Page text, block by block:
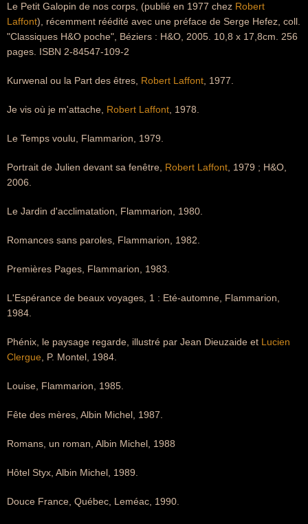
Le Petit Galopin de nos corps, (publié en 1977 chez Robert
Laffont), récemment réédité avec une préface de Serge Hefez, coll.
"Classiques H&O poche", Béziers : H&O, 2005. 10,8 x 17,8cm. 256
pages. ISBN 2-84547-109-2
Kurwenal ou la Part des êtres, Robert Laffont , 1977.
Je vis où je m'attache, Robert Laffont , 1978.
Le Temps voulu, Flammarion, 1979.
Portrait de Julien devant sa fenêtre, Robert Laffont , 1979 ; H&O,
2006.
Le Jardin d'acclimatation, Flammarion, 1980.
Romances sans paroles, Flammarion, 1982.
Premières Pages, Flammarion, 1983.
L'Espérance de beaux voyages, 1 : Eté-automne, Flammarion,
1984.
Phénix, le paysage regarde, illustré par Jean Dieuzaide et Lucien
Clergue , P. Montel, 1984.
Louise, Flammarion, 1985.
Fête des mères, Albin Michel, 1987.
Romans, un roman, Albin Michel, 1988
Hôtel Styx, Albin Michel, 1989.
Douce France, Québec, Leméac, 1990.